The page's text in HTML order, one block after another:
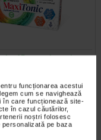
funcționarea acestui
cum se navighează
în care funcționează site-
în cazul căutărilor,
noștri folosesc
pe baza
15 capsule moi,
MaxiTonic este un
alimentar ce contine o
complexa si…